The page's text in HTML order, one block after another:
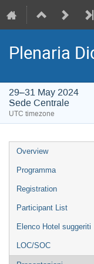
Plenaria
29–31 May 2024
Sede Centrale
UTC timezone
Event
menu
Overview
Programma
Registration
Participant List
Elenco Hotel suggeriti
LOC/SOC